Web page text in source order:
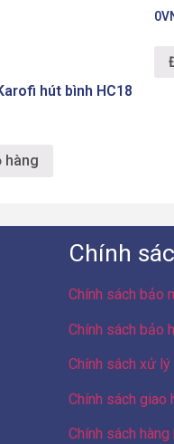
0
Chính
Chính sách bảo
Chính sách bảo
Chính sách xử lý
Chính sách giao
Chính sách